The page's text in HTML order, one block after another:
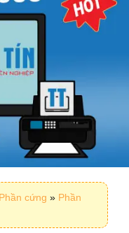
Phần cứng » Phần